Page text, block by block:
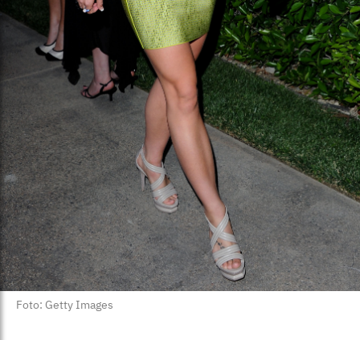
Foto: Getty Images